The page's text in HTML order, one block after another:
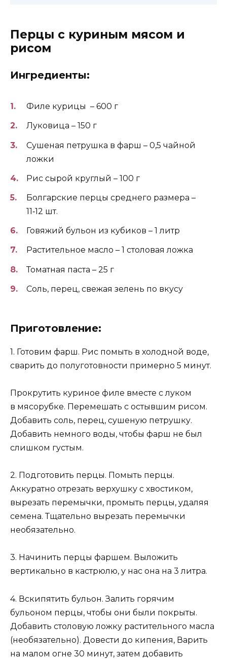
Перцы с куриным мясом и
рисом
Ингредиенты:
Филе курицы – 600 г
Луковица – 150 г
Сушеная петрушка в фарш – 0,5 чайной
ложки
Рис сырой круглый – 100 г
Болгарские перцы среднего размера –
11‑12 шт.
Говяжий бульон из кубиков – 1 литр
Растительное масло – 1 столовая ложка
Томатная паста – 25 г
Соль, перец, свежая зелень по вкусу
Приготовление:
1. Готовим фарш. Рис помыть в холодной воде,
сварить до полуготовности примерно 5 минут.
Прокрутить куриное филе вместе с луком
в мясорубке. Перемешать с остывшим рисом.
Добавить соль, перец, сушеную петрушку.
Добавить немного воды, чтобы фарш не был
слишком густым.
2. Подготовить перцы. Помыть перцы.
Аккуратно отрезать верхушку с хвостиком,
вырезать перемычки, промыть перцы, удаляя
семена. Тщательно вырезать перемычки
необязательно.
3. Начинить перцы фаршем. Выложить
вертикально в кастрюлю, у нас она на 3 литра.
4. Вскипятить бульон. Залить горячим
бульоном перцы, чтобы они были покрыты.
Добавить столовую ложку растительного масла
(необязательно). Довести до кипения, Варить
на малом огне 30 минут, затем добавить